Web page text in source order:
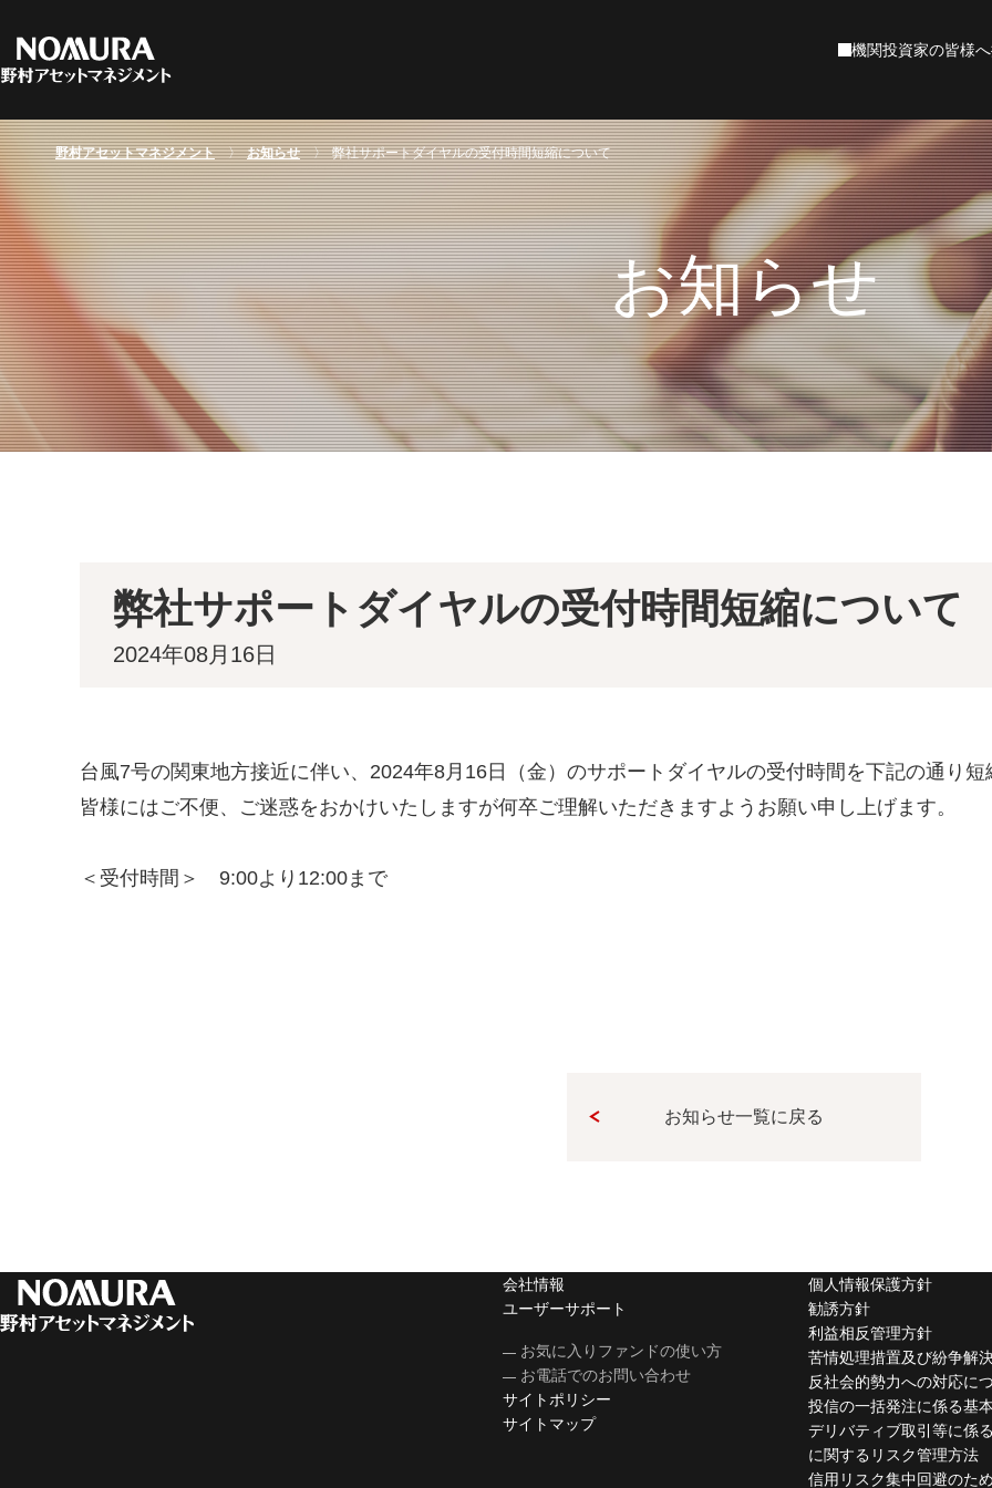
機関投資家の皆様へ
ファンド情報TOPへ
ファンド検索
ファンド検索 基準価額一覧
NISA成長投資枠 NISAつみたて投資枠
お気に入りファンド 最近見たファンド
特設サイト
野村アセットのETF
NEXT FUNDS
野村アセットの
確定拠出年金（DC）ファンド
運用担当者のご紹介
投資機会が広がる
プライベートアセット
マーケット情報TOPへ
マーケットコメント
石黒英之のMarket Navi マーケットレポート
投資環境レポート 週間市場情報 インベストメント・アウトルック
指数から選ぶ
為替レート 株式指標
地域から選ぶ
日本 北米 ヨーロッパ アジア・オセアニア 中南米 アフリカ
資産運用の基礎TOPヘ
資産運用の基礎
資産運用を知る 資産運用の始め方 役立つ制度の活用 年代別の資産
資産運用を知る
お金を育てる研究所 投資の知識やお悩みをお客さまに寄り添って
資産運用スタート編 資産運用ステップアップ編 今から備えるセカンドライフ
ETFを知る
会社情報TOPヘ
CEOごあいさつ
野村アセットマネジメントについて
企業理念 会社概要 沿革
ニュース 財務情報
目で見る野村アセットマネジメント
サステナビリティ
コーポレートサステナビリティ 責任投資への取組み
お客様本位の業務運営 運用について
お知らせ
野村アセットマネジメント お知らせ 弊社サポートダイヤルの受付時間短縮について
弊社サポートダイヤルの受付時間短縮について
2024年08月16日
台風7号の関東地方接近に伴い、 2024年8月 16 日（金）のサポートダイヤルの受付時間を下記の通り短
皆様にはご不便、ご迷惑をおかけいたしますが何卒ご理解いただきますようお願い申し上げます。
＜受付時間＞ 9:00より 12:00まで
お知らせ一覧に戻る
会社情報
ユーザーサポート
お気に入りファンドの使い方
お電話でのお問い合わせ
サイトポリシー
サイトマップ
個人情報保護方針
勧誘方針
利益相反管理方針
苦情処理措置及び紛争解
反社会的勢力への対応に
投信の一括発注に係る基
デリバティブ取引等に係
に関するリスク管理方法
信用リスク集中回避のた